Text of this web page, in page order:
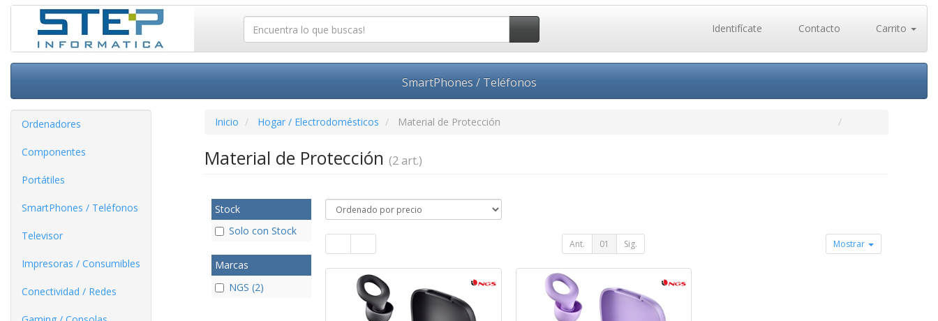
Identifícate Contacto Carrito
SmartPhones / Teléfonos
Ordenadores
Componentes
Portátiles
SmartPhones / Teléfonos
Televisor
Impresoras / Consumibles
Conectividad / Redes
Inicio Hogar / Electrodomésticos Material de Protección
Material de Protección (2 art.)
Stock
Solo con Stock
Marcas
NGS (2)
Ant. 01 Sig. Mostrar